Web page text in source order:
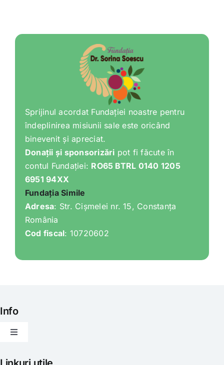
Sprijinul acordat Fundației noastre pentru
îndeplinirea misiunii sale este oricând
binevenit și apreciat.
Donații și sponsorizări pot fi făcute în
contul Fundației: RO65 BTRL 0140 1205
6951 94XX
Fundația Simile
Adresa: Str. Cișmelei nr. 15, Constanța
România
Cod fiscal: 10720602
Info
Toggle
Articole